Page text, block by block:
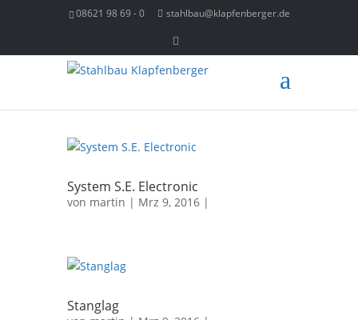
08621 98 69 - 0 stahlbau@klapfenberger.de
System S.E. Electronic
von martin | Mrz 9, 2016 |
Stanglag